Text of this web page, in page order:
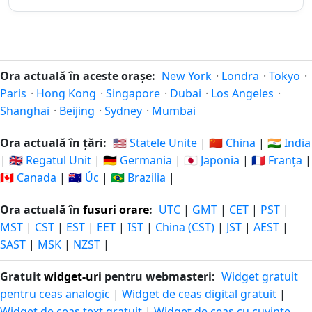
zile in-
01.02.2026
peste
14.02.2027
zile in-
urma
31.01.2026
190 zile
peste
15.02.2027
191
zile in-
urma
30.01.2026
191 zile
peste
16.02.2027
192
urma
192 zile
peste
193
zile in-
urma
28.01.2026
peste
18.02.2027
Ora actuală în aceste orașe: New York · Londra · Tokyo ·
Paris · Hong Kong · Singapore · Dubai · Los Angeles ·
Shanghai · Beijing · Sydney · Mumbai
Ora actuală în țări: 🇺🇸 Statele Unite | 🇨🇳 China | 🇮🇳 India
| 🇬🇧 Regatul Unit | 🇩🇪 Germania | 🇯🇵 Japonia | 🇫🇷 Franța |
🇨🇦 Canada | 🇦🇺 Úc | 🇧🇷 Brazilia |
Ora actuală în fusuri orare: UTC | GMT | CET | PST |
MST | CST | EST | EET | IST | China (CST) | JST | AEST |
SAST | MSK | NZST |
Gratuitwidget-uri pentru webmasteri: Widget gratuit
pentru ceas analogic | Widget de ceas digital gratuit |